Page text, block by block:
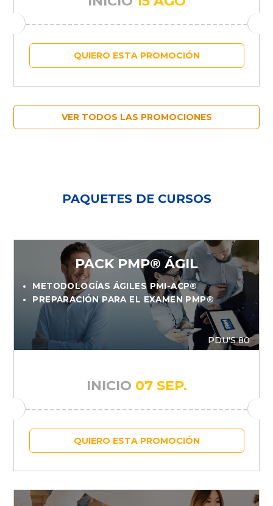
QUIERO ESTA PROMOCIÓN
VER TODOS LAS PROMOCIONES
PAQUETES DE CURSOS
PACK PMP® ÁGIL
METODOLOGÍAS ÁGILES PMI-ACP®
PREPARACIÓN PARA EL EXAMEN PMP®
PDU'S 80
INICIO 07 SEP.
QUIERO ESTA PROMOCIÓN